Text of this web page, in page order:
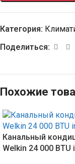
Категория:
Поделиться:
Похожие
Канальный
Welkin 24 000 BTU